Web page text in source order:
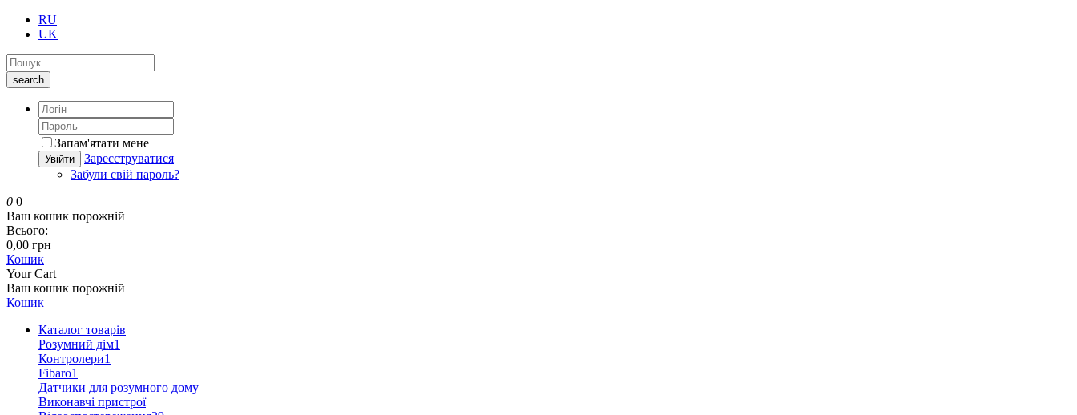
RU
UK
search
Запам'ятати мене
Увійти
Зареєструватися
Забули свій пароль?
0 0
Ваш кошик порожній
Всього:
0,00 грн
Кошик
Your Cart
Ваш кошик порожній
Кошик
Каталог товарів
Розумний дім1
Контролери1
Fibaro1
Датчики для розумного дому
Виконавчі пристрої